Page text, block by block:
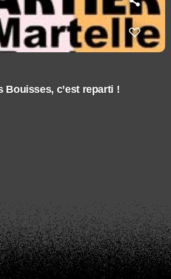
Bouisses, c’est reparti !